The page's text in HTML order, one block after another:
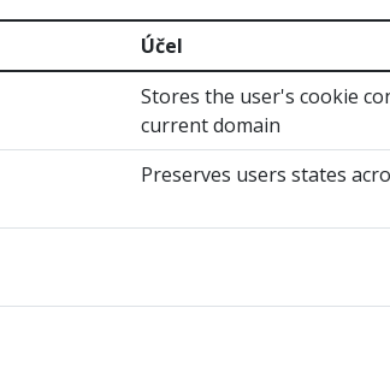
Účel
Stores the user's cookie
current domain
Preserves users states